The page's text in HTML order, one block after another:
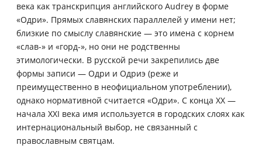
века как транскрипция английского Audrey в форме
«Одри». Прямых славянских параллелей у имени нет;
близкие по смыслу славянские — это имена с корнем
«слав-» и «горд-», но они не родственны
этимологически. В русской речи закрепились две
формы записи — Одри и Одриэ (реже и
преимущественно в неофициальном употреблении),
однако нормативной считается «Одри». С конца XX —
начала XXI века имя используется в городских слоях как
интернациональный выбор, не связанный с
православным святцам.